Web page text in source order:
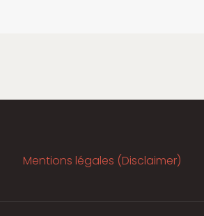
Mentions légales (Disclaimer)